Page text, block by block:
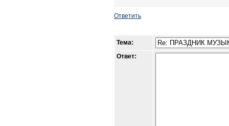
Ответить
Тема:
Ответ: